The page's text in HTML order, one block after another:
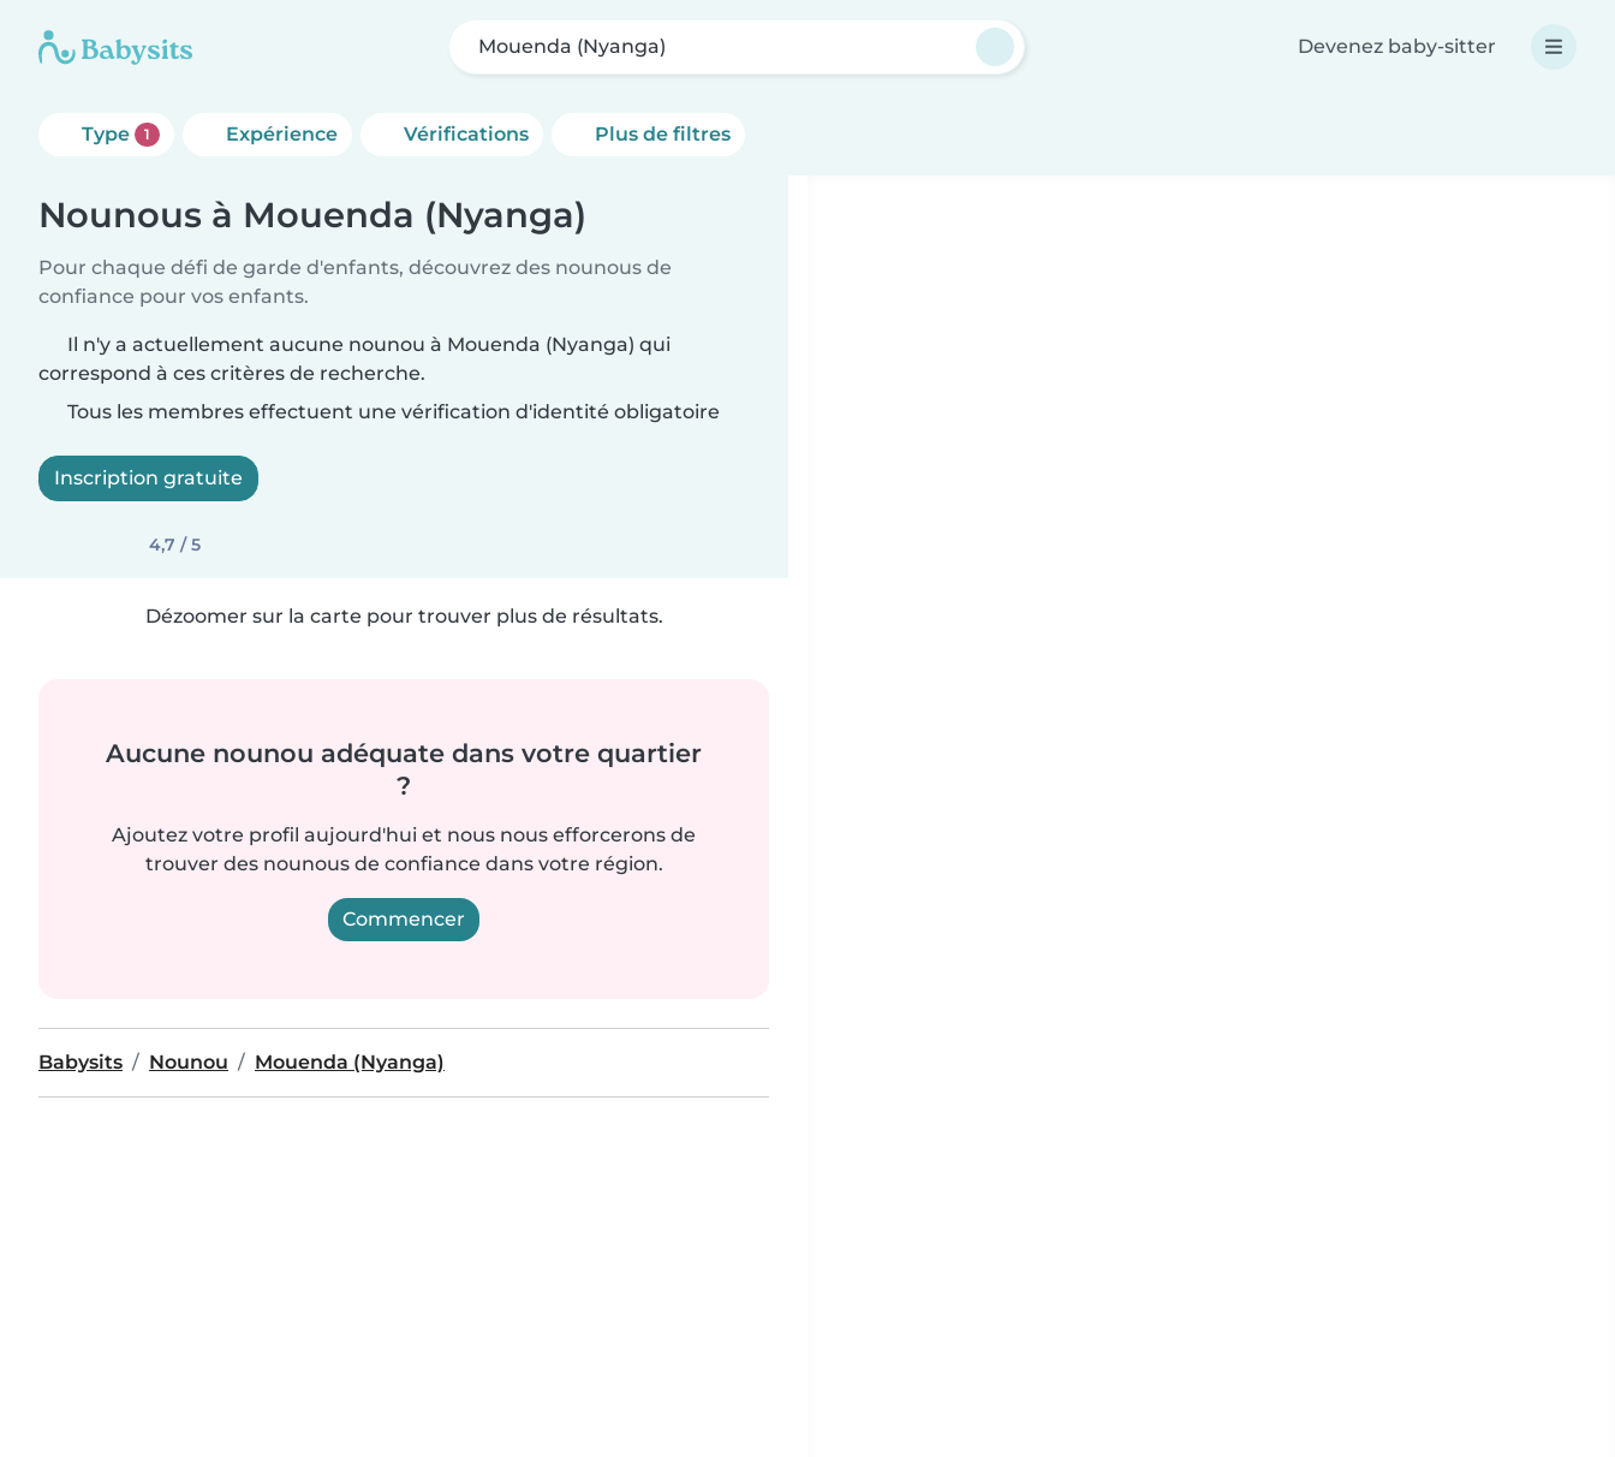
Mouenda (Nyanga) Devenez baby-sitter
Type 1 Expérience Vérifications Plus de filtres
Nounous à Mouenda (Nyanga)
Pour chaque défi de garde d'enfants, découvrez des nounous de
confiance pour vos enfants.
Il n'y a actuellement aucune nounou à Mouenda (Nyanga) qui
correspond à ces critères de recherche.
Tous les membres effectuent une vérification d'identité obligatoire
Inscription gratuite
4,7 / 5
Dézoomer sur la carte pour trouver plus de résultats.
Aucune nounou adéquate dans votre quartier
?
Ajoutez votre profil aujourd'hui et nous nous efforcerons de
trouver des nounous de confiance dans votre région.
Commencer
Babysits Nounou Mouenda (Nyanga)